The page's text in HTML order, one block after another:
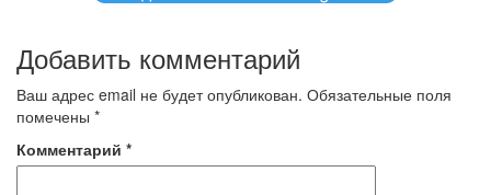
Добавить комментарий
Ваш адрес email не будет опубликован. Обязательные поля
помечены *
Комментарий *